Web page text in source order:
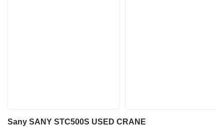
Sany SANY STC500S USED CRANE